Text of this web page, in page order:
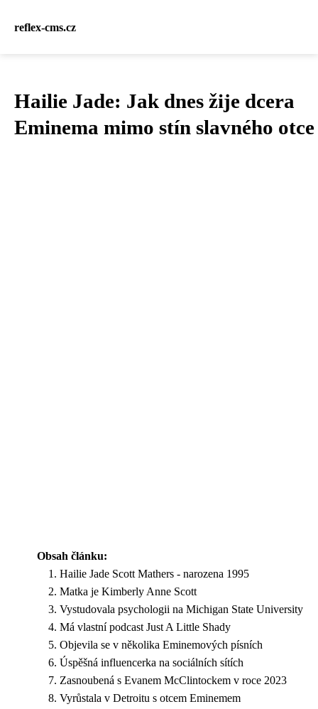
reflex-cms.cz
Hailie Jade: Jak dnes žije dcera
Eminema mimo stín slavného otce
Obsah článku:
Hailie Jade Scott Mathers - narozena 1995
Matka je Kimberly Anne Scott
Vystudovala psychologii na Michigan State University
Má vlastní podcast Just A Little Shady
Objevila se v několika Eminemových písních
Úspěšná influencerka na sociálních sítích
Zasnoubená s Evanem McClintockem v roce 2023
Vyrůstala v Detroitu s otcem Eminemem